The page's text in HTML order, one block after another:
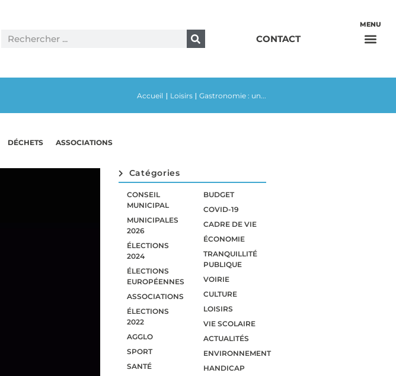
CONTACT
Accueil Loisirs Gastronomie : un...
DÉCHETS ASSOCIATIONS
Catégories
CONSEIL
MUNICIPAL
MUNICIPALES
2026
ÉLECTIONS
2024
ÉLECTIONS
EUROPÉENNES
ASSOCIATIONS
ÉLECTIONS
2022
AGGLO
SPORT
SANTÉ
BUDGET
COVID-19
CADRE DE VIE
ÉCONOMIE
TRANQUILLITÉ
PUBLIQUE
VOIRIE
CULTURE
LOISIRS
VIE SCOLAIRE
ACTUALITÉS
ENVIRONNEMENT
HANDICAP